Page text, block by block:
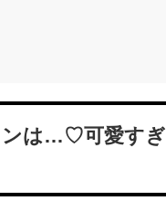
ンは…♡可愛す